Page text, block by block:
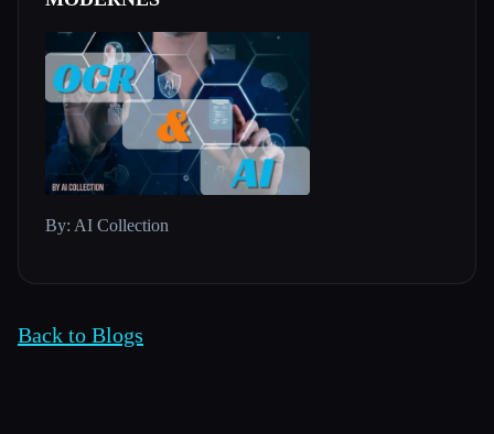
By: AI Collection
Back to Blogs